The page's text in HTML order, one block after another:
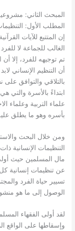
المبحث الثاني:
المطلب الأول:
إن المتتبع للآيات
الغالب للجماعة لا
تم توجيهه للفرد، إلا
أن التنظيم الإنساني
بالتلاقي والتوافق
ابتداءً بالأسرة والتي
علماء التربية وعلماء
بأسره وهو ما يطلق
ومن خلال البحث
التنظيمات الإنسانية
مال المسلمين حيث
عن تنظيمات إنسانية
تسيير حياة الفرد
الوصول إلى ما هو
لقد أولى الفقهاء
وإسقاطها على الواقع